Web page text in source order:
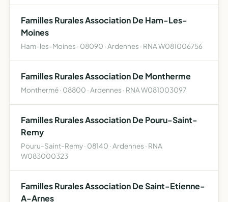
Familles Rurales Association De Ham-Les-
Moines
Ham-les-Moines · 08090 · Ardennes · RNA W081006756
Familles Rurales Association De Montherme
Monthermé · 08800 · Ardennes · RNA W081003097
Familles Rurales Association De Pouru-Saint-
Remy
Pouru-Saint-Remy · 08140 · Ardennes · RNA
W083000323
Familles Rurales Association De Saint-Etienne-
A-Arnes